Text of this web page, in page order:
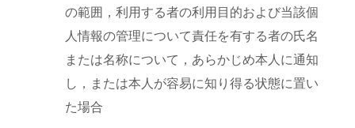
の範囲，利用する者の利用目的および当該個
人情報の管理について責任を有する者の氏名
または名称について，あらかじめ本人に通知
し，または本人が容易に知り得る状態に置い
た場合